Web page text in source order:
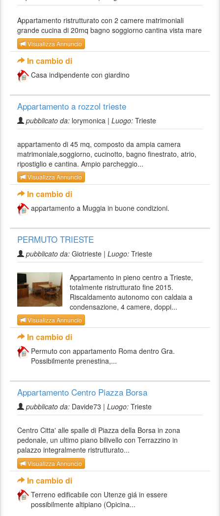
Appartamento ristrutturato con 2 camere matrimoniali
grande cucina di 20mq bagno soggiorno cantina vista mare
Visualizza Annuncio
In cambio di
Casa indipendente con giardino
Appartamento a rozzol trieste
pubblicato da: lorymonica | Luogo: Trieste
appartamento di 45 mq, composto da ampia camera
matrimoniale,soggiorno, cucinotto, bagno finestrato, atrio,
ripostiglio e cantina. Ampio parcheggio...
Visualizza Annuncio
In cambio di
appartamento a Muggia in buone condizioni.
PERMUTO TRIESTE
pubblicato da: Giotrieste | Luogo: Trieste
Appartamento in pieno centro a Trieste,
totalmente ristrutturato fine 2015.
Riscaldamento autonomo con caldaia a
condensazione, 4 camere, doppi...
Visualizza Annuncio
In cambio di
Permuto con appartamento Roma dentro Gra.
Possibilmente prenestina,...
Appartamento Centro Piazza Borsa
pubblicato da: Davide73 | Luogo: Trieste
Centro Citta' alle spalle di Piazza della Borsa in zona
pedonale, un ultimo piano bilivello con Terrazzino in
palazzo integralmente ristrutturato...
Visualizza Annuncio
In cambio di
Terreno edificabile con Utenze giá in essere
possibilmente altipiano (Opicina...